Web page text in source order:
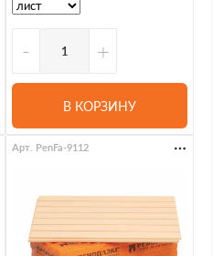
- +
В КОРЗИНУ
Арт. PenFa-9112